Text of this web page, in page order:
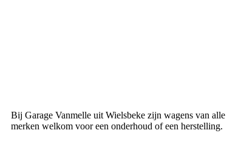
Bij Garage Vanmelle uit Wielsbeke zijn wagens van alle
merken welkom voor een onderhoud of een herstelling.